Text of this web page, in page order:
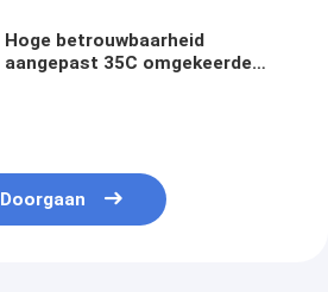
Hoge betrouwbaarheid
aangepast 35C omgekeerde
Doorgaan